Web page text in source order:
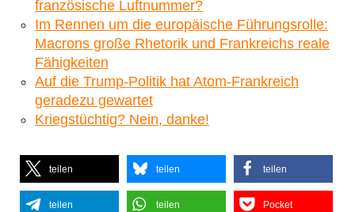
französische Luftnummer?
Im Rennen um die europäische Führungsrolle:
Macrons große Rhetorik und Frankreichs reale
Fähigkeiten
Auf die Trump-Politik hat Atom-Frankreich
geradezu gewartet
Kriegstüchtig? Nein, danke!
teilen teilen teilen
teilen teilen Pocket